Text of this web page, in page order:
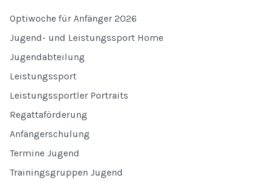
Optiwoche für Anfänger 2026
Jugend- und Leistungssport Home
Jugendabteilung
Leistungssport
Leistungssportler Portraits
Regattaförderung
Anfängerschulung
Termine Jugend
Trainingsgruppen Jugend